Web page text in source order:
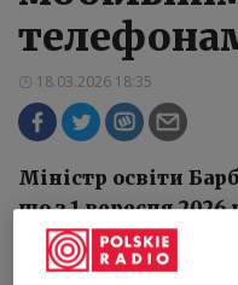
18.03.2026 18:35
Міністр освіти
що з 1 вересня
шкіл у Польщі не
мобільними